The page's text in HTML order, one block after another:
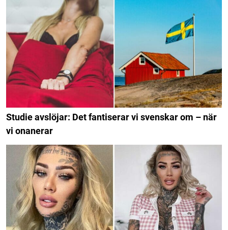
Studie avslöjar: Det fantiserar vi svenskar om – när
vi onanerar